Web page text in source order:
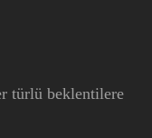
türlü beklentilere